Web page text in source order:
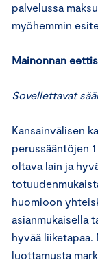
palvelussa
myöhemmin
Mainonnan
Sovellettavat
Kansainvälisen
perussääntöjen
oltava lain ja
huomioon
asianmukaisella
hyvää
luottamusta